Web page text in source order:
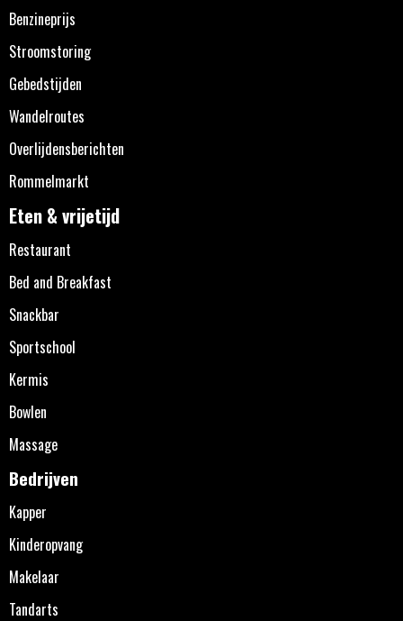
Benzineprijs
Stroomstoring
Gebedstijden
Wandelroutes
Overlijdensberichten
Rommelmarkt
Eten & vrijetijd
Restaurant
Bed and Breakfast
Snackbar
Sportschool
Kermis
Bowlen
Massage
Bedrijven
Kapper
Kinderopvang
Makelaar
Tandarts